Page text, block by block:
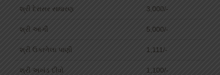
શ્રી દેરાસર સાધારણ 3,000/-
શ્રી આંગી 5,000/-
શ્રી ઉકાળેલા પાણી 1,111/-
શ્રી અખંડ દીવો 1,100/-